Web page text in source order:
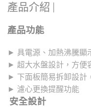
產品介紹 |
產品功能
► 具電源、加熱沸騰顯
► 超大水盤設計，方便
► 下面板簡易拆卸設計
► 濾心更換提醒功能
安全設計